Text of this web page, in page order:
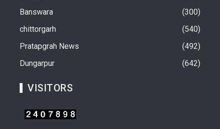
Banswara
300
chittorgarh
540
Pratapgrah News
492
Dungarpur
642
VISITORS